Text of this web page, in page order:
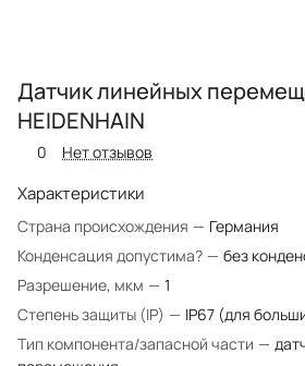
Датчик линейных
HEIDENHAIN
0 Нет отзывов
Характеристики
Страна происхождения — Германия
Конденсация допустима? — без
Разрешение, мкм — 1
Степень защиты (IP) — IP67 (для
Тип компонента/запасной части —